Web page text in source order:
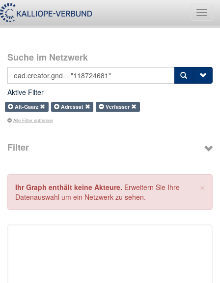
Suche im Netzwerk
Aktive Filter
Alt-Gaarz Adressat Verfasser
Alle Filter entfernen
Filter
×
Ihr Graph enthält keine Akteure. Erweitern Sie Ihre
Datenauswahl um ein Netzwerk zu sehen.